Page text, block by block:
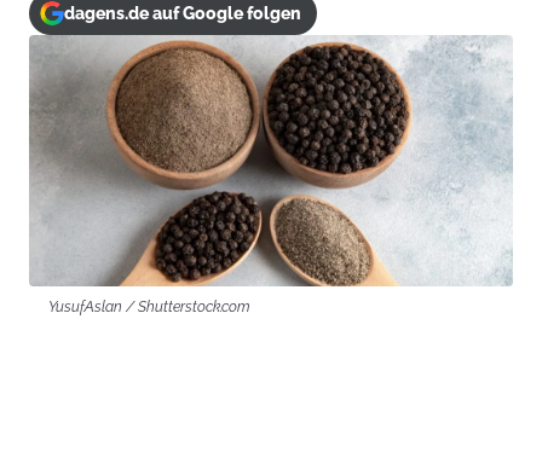
dagens.de auf Google folgen
YusufAslan / Shutterstock.com